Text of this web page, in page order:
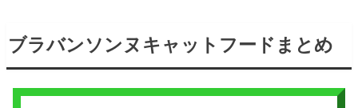
ブラバンソンヌキャットフードまとめ